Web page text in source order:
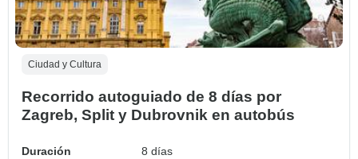
Ciudad y Cultura
Recorrido autoguiado de 8 días por
Zagreb, Split y Dubrovnik en autobús
Duración
8 días